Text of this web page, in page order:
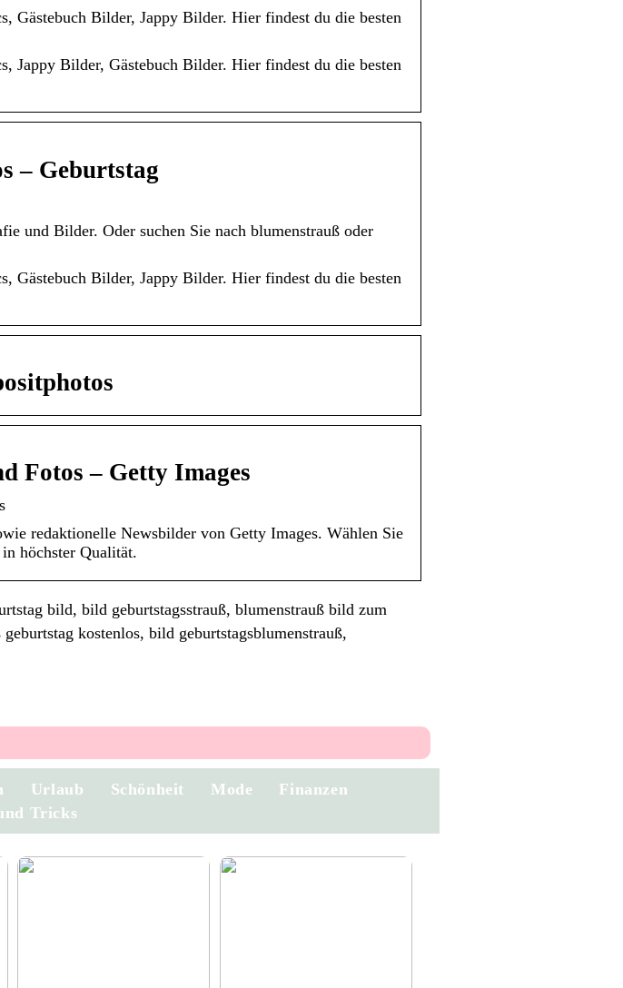
Gästebuch Bilder, Jappy Bilder. Hier findest du die besten
Jappy Bilder, Gästebuch Bilder. Hier findest du die besten
– Geburtstag
und Bilder. Oder suchen Sie nach blumenstrauß oder
Gästebuch Bilder, Jappy Bilder. Hier findest du die besten
Fotos – Getty Images
redaktionelle Newsbilder von Getty Images. Wählen Sie
höchster Qualität.
bild, bild geburtstagsstrauß, blumenstrauß bild zum
kostenlos, bild geburtstagsblumenstrauß,
Urlaub Schönheit Mode
Finanzen
Tricks